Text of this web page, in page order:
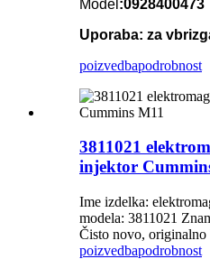
Model :0928400473
Uporaba: za
poizvedbapodrobnost
3811021
injektor
Ime izdelka:
modela: 3811021
Čisto novo, originalno
poizvedbapodrobnost